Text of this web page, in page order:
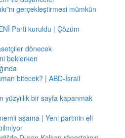
gerçekleştirmesi mümkün
Parti kuruldu | Çözüm
dönecek
beklerken
bitecek? | ABD-İsrail
yüzyıllık bir sayfa kapanmak
aşama | Yeni partinin eli